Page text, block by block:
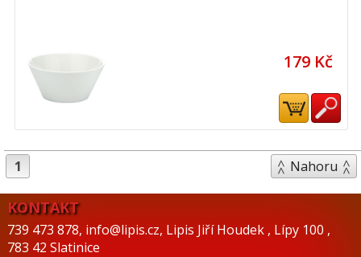
179 Kč
1 Nahoru
KONTAKT
739 473 878, info@lipis.cz, Lipis Jiří Houdek , Lípy 100 ,
783 42 Slatinice